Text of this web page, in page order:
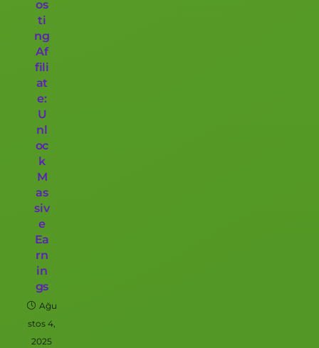
os
ti
ng
Af
fili
at
e:
U
nl
oc
k
M
as
siv
e
Ea
rn
in
gs
Ağu
stos 4,
2025